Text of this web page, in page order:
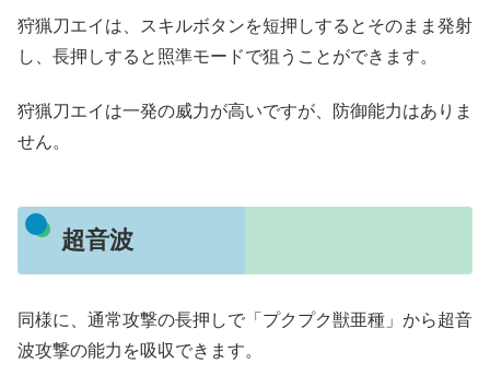
狩猟刀エイは、スキルボタンを短押しするとそのまま発射
し、長押しすると照準モードで狙うことができます。
狩猟刀エイは一発の威力が高いですが、防御能力はありま
せん。
超音波
同様に、通常攻撃の長押しで「プクプク獣亜種」から超音
波攻撃の能力を吸収できます。